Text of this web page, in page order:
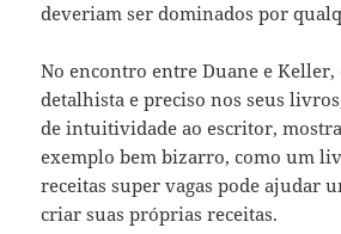
deveriam ser dominados por
No encontro entre Duane e Keller,
detalhista e preciso nos seus
de intuitividade ao escritor,
exemplo bem bizarro, como um
receitas super vagas pode ajudar
criar suas próprias receitas.